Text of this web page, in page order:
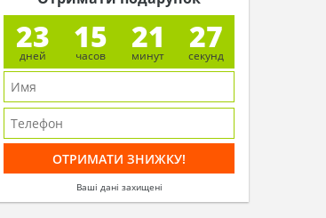
23
дней
15
часов
21
минут
25
секунд
Ваші дані захищені